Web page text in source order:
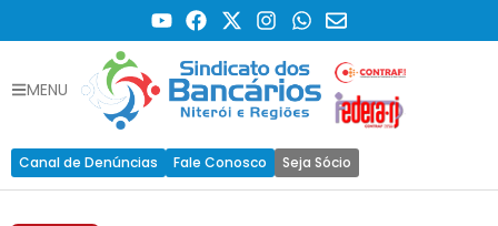
MENU
Canal de Denúncias Fale Conosco Seja Sócio